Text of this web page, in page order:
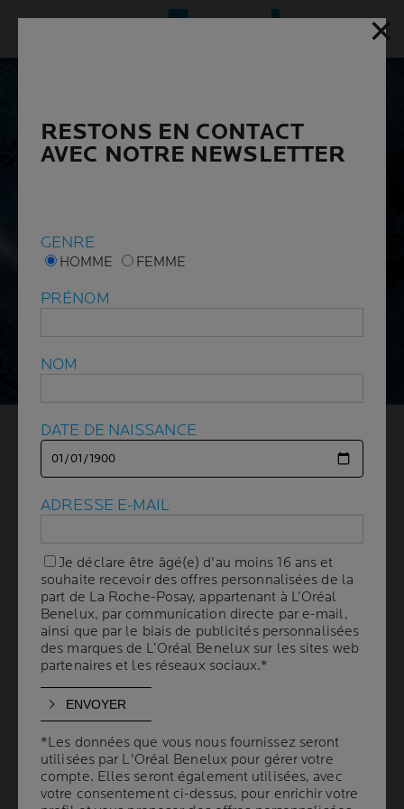
LE MICROBIOME :INVISIBLE
SUR VOTRE PEAU,
MAIS INDISPENSABLE
1 min. de lecture| By La Roche-Posay| 22 décembre 2021
Vous ne les voyez pas mais ils sont là : plus de 1000
espèces différentes de microbes, indispensables
pour le maintien d'une peau saine et équilibrée,
recouvrent votre peau. Toutes ces espèces de
microbes constituent le microbiome cutané, un
écosystème qui protège votre peau et qui minimise
le risque d’inflammation et de réactions cutanées
en collaborant avec votre système immunitaire.
Dans cet article, vous verrez en quoi le microbiome
✕
RESTONS EN CONTACT
AVEC NOTRE NEWSLETTER
GENRE
HOMME FEMME
PRÉNOM
NOM
DATE DE NAISSANCE
ADRESSE E-MAIL
Je déclare être âgé(e) d'au moins 16 ans et
souhaite recevoir des offres personnalisées de la
part de La Roche-Posay, appartenant à L’Oréal
Benelux, par communication directe par e-mail,
ainsi que par le biais de publicités personnalisées
des marques de L’Oréal Benelux sur les sites web
partenaires et les réseaux sociaux.*
*Les données que vous nous fournissez seront
utilisées par L'Oréal Benelux pour gérer votre
compte. Elles seront également utilisées, avec
votre consentement ci-dessus, pour enrichir votre
✕
RESTONS EN CONTACT
AVEC NOTRE NEWSLETTER
GENRE
HOMME FEMME
PRÉNOM
NOM
DATE DE NAISSANCE
ADRESSE E-MAIL
Je déclare être âgé(e) d'au moins 16 ans et
souhaite recevoir des offres personnalisées de la
part de La Roche-Posay, appartenant à L’Oréal
Benelux, par communication directe par e-mail,
ainsi que par le biais de publicités personnalisées
des marques de L’Oréal Benelux sur les sites web
partenaires et les réseaux sociaux.*
*Les données que vous nous fournissez seront
utilisées par L'Oréal Benelux pour gérer votre
compte. Elles seront également utilisées, avec
votre consentement ci-dessus, pour enrichir votre